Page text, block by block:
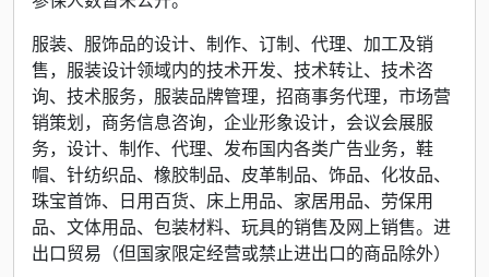
服装、服饰品的设计、制作、订制、代理、加工及销
售，服装设计领域内的技术开发、技术转让、技术咨
询、技术服务，服装品牌管理，招商事务代理，市场营
销策划，商务信息咨询，企业形象设计，会议会展服
务，设计、制作、代理、发布国内各类广告业务，鞋
帽、针纺织品、橡胶制品、皮革制品、饰品、化妆品、
珠宝首饰、日用百货、床上用品、家居用品、劳保用
品、文体用品、包装材料、玩具的销售及网上销售。进
出口贸易（但国家限定经营或禁止进出口的商品除外）